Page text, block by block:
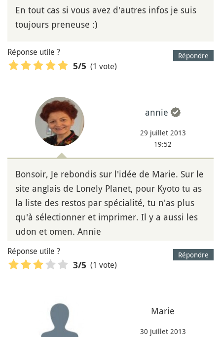
En tout cas si vous avez d'autres infos je suis
toujours preneuse :)
Répondre
Réponse utile ?
5/5 (1 vote)
annie
29 juillet 2013
19:52
Bonsoir, Je rebondis sur l'idée de Marie. Sur le
site anglais de Lonely Planet, pour Kyoto tu as
la liste des restos par spécialité, tu n'as plus
qu'à sélectionner et imprimer. Il y a aussi les
udon et omen. Annie
Répondre
Réponse utile ?
3/5 (1 vote)
Marie
30 juillet 2013